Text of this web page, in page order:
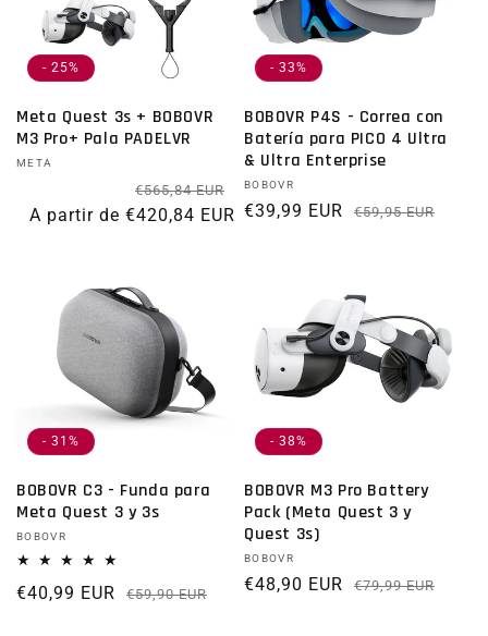
- 25%
Meta Quest 3s + BOBOVR
M3 Pro+ Pala PADELVR
Proveedor:
META
Precio habitual
€565,84 EUR
Precio de oferta
A partir de €420,84 EUR
- 33%
BOBOVR P4S - Correa con
Batería para PICO 4 Ultra
& Ultra Enterprise
Proveedor:
BOBOVR
€59,95 EUR
€39,99 EUR
- 31%
BOBOVR C3 - Funda para
Meta Quest 3 y 3s
Proveedor:
BOBOVR
Precio habitual
€59,90 EUR Precio de oferta
€40,99 EUR
- 38%
BOBOVR M3 Pro Battery
Pack (Meta Quest 3 y
Quest 3s)
Proveedor:
BOBOVR
€79,99 EUR
€48,90 EUR